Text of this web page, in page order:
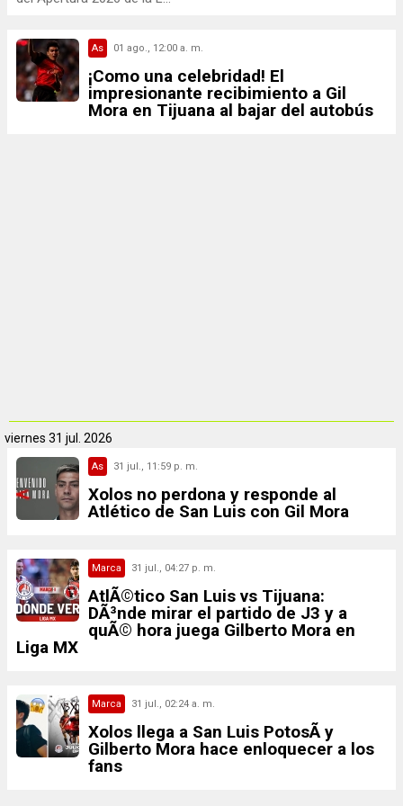
As 01 ago., 12:00 a. m.
¡Como una celebridad! El
impresionante recibimiento a Gil
Mora en Tijuana al bajar del autobús
viernes 31 jul. 2026
As 31 jul., 11:59 p. m.
Xolos no perdona y responde al
Atlético de San Luis con Gil Mora
Marca 31 jul., 04:27 p. m.
AtlÃ©tico San Luis vs Tijuana:
DÃ³nde mirar el partido de J3 y a
quÃ© hora juega Gilberto Mora en
Liga MX
Marca 31 jul., 02:24 a. m.
Xolos llega a San Luis PotosÃ­ y
Gilberto Mora hace enloquecer a los
fans